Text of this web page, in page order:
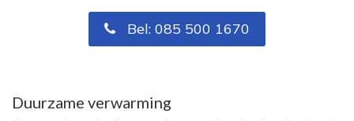
Bel: 085 500 1670
Duurzame verwarming